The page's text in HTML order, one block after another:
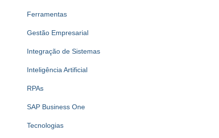
Ferramentas
Gestão Empresarial
Integração de Sistemas
Inteligência Artificial
RPAs
SAP Business One
Tecnologias